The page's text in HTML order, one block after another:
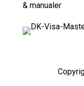
& manualer